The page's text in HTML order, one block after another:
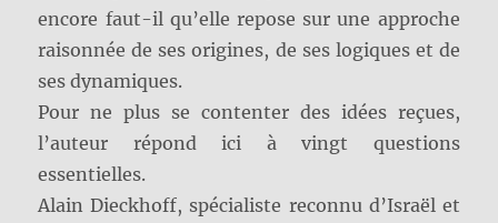
encore faut-il qu’elle repose sur une approche
raisonnée de ses origines, de ses logiques et de
ses dynamiques.
Pour ne plus se contenter des idées reçues,
l’auteur répond ici à vingt questions
essentielles.
Alain Dieckhoff, spécialiste reconnu d’Israël et